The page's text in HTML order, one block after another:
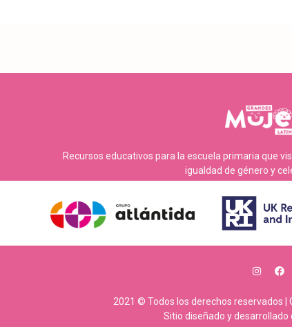
Recursos educativos para la escuela primaria que
igualdad de género y
2021 © Todos los derechos reservados |
Sitio diseñado y desarrollado